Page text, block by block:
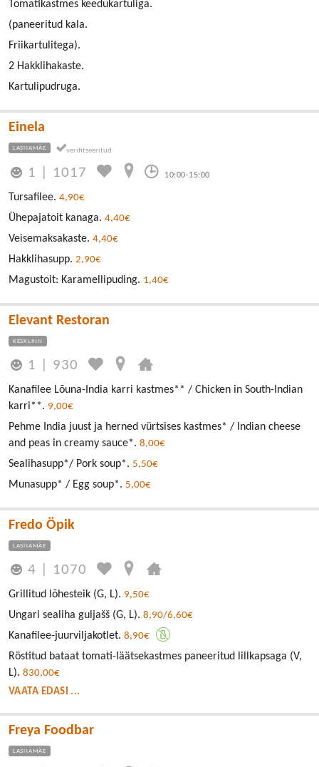
Tomatikastmes keedukartuliga.
(paneeritud kala.
Friikartulitega).
2 Hakklihakaste.
Kartulipudruga.
Einela
LASNAMÄE
1 1017 10:00-15:00
Tursafilee. 4,90€
Ühepajatoit kanaga. 4,40€
Veisemaksakaste. 4,40€
Hakklihasupp. 2,90€
Magustoit: Karamellipuding. 1,40€
Elevant Restoran
KESKLINN
1 930
Kanafilee Lõuna-India karri kastmes** / Chicken in South-Indian
karri**. 9,00€
Pehme India juust ja herned vürtsises kastmes* / Indian cheese
and peas in creamy sauce*. 8,00€
Sealihasupp*/ Pork soup*. 5,50€
Munasupp* / Egg soup*. 5,00€
Fredo Öpik
LASNAMÄE
4 1070
Grillitud lõhesteik (G, L). 9,50€
Ungari sealiha guljašš (G, L). 8,90/6,60€
Kanafilee-juurviljakotlet. 8,90€
Röstitud bataat tomati-läätsekastmes paneeritud lillkapsaga (V,
L). 830,00€
VAATA EDASI ...
Freya Foodbar
LASNAMÄE